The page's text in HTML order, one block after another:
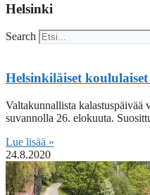
Helsinki
Search
Helsinkiläiset
Valtakunnallista kalastuspäivää
suvannolla 26. elokuuta.
Lue lisää »
24.8.2020